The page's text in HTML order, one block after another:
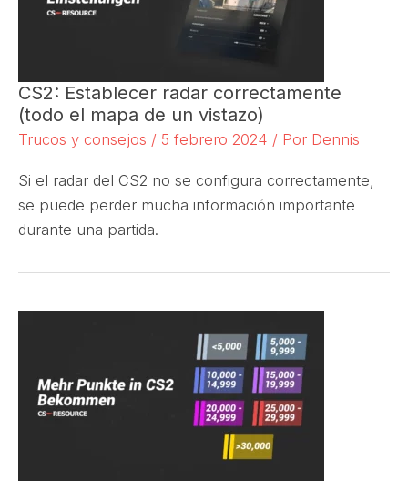
CS2: Establecer radar correctamente
(todo el mapa de un vistazo)
Trucos y consejos / 5 febrero 2024 / Por Dennis
Si el radar del CS2 no se configura correctamente,
se puede perder mucha información importante
durante una partida.